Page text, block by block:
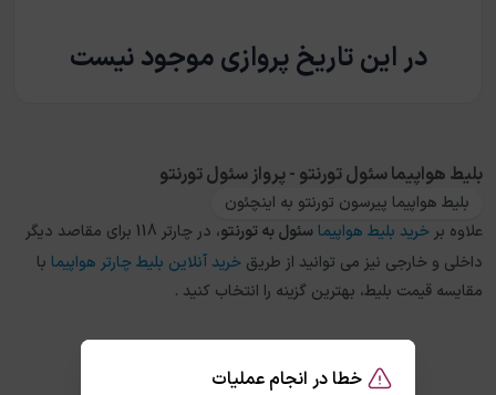
خطا در انجام عملیات
در این تاریخ پروازی موجود نیست
بلیط هواپیما سئول تورنتو - پرواز سئول تورنتو
بلیط هواپیما پیرسون تورنتو به اینچئون
علاوه بر خرید بلیط هواپیما سئولبهتورنتو
، در چارتر 118 برای مقاصد دیگر
داخلی و خارجی نیز می توانید از طریق خرید آنلاین بلیط چارتر هواپیما با
مقایسه قیمت بلیط، بهترین گزینه را انتخاب کنید .